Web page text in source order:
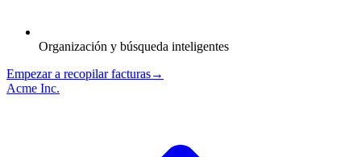
Organización y búsqueda inteligentes
Empezar a recopilar facturas→
Acme Inc.